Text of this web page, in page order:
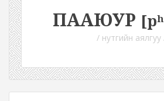
ПААЮУР
/ нутгийн аялгуу